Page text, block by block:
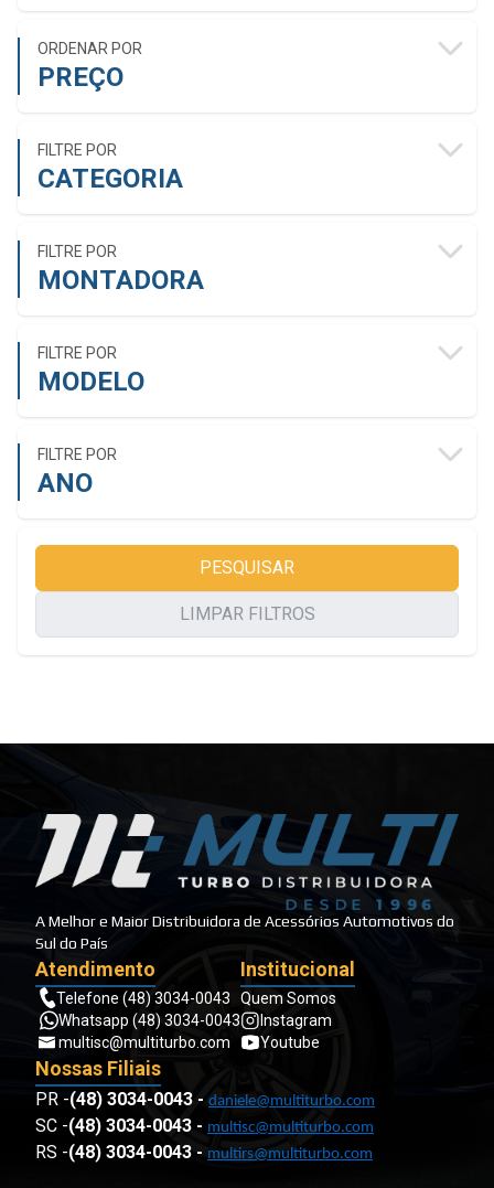
ORDENAR POR
PREÇO
FILTRE POR
CATEGORIA
FILTRE POR
MONTADORA
FILTRE POR
MODELO
FILTRE POR
ANO
PESQUISAR
LIMPAR FILTROS
A Melhor e Maior Distribuidora de Acessórios Automotivos do
Sul do País
Atendimento
Telefone (48) 3034-0043
Whatsapp (48) 3034-0043
multisc@multiturbo.com
Institucional
Quem Somos
Instagram
Youtube
Nossas Filiais
PR -(48) 3034-0043 - daniele@multiturbo.com
SC -(48) 3034-0043 - multisc@multiturbo.com
RS -(48) 3034-0043 - multirs@multiturbo.com